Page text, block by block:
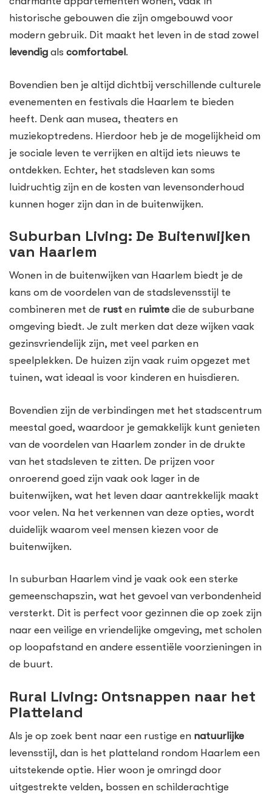
historische gebouwen die zijn omgebouwd voor
modern gebruik. Dit maakt het leven in de stad zowel
levendig als comfortabel .
Bovendien ben je altijd dichtbij verschillende culturele
evenementen en festivals die Haarlem te bieden
heeft. Denk aan musea, theaters en
muziekoptredens. Hierdoor heb je de mogelijkheid om
je sociale leven te verrijken en altijd iets nieuws te
ontdekken. Echter, het stadsleven kan soms
luidruchtig zijn en de kosten van levensonderhoud
kunnen hoger zijn dan in de buitenwijken.
Suburban Living: De Buitenwijken
van Haarlem
Wonen in de buitenwijken van Haarlem biedt je de
kans om de voordelen van de stadslevensstijl te
combineren met de rust en ruimte die de suburbane
omgeving biedt. Je zult merken dat deze wijken vaak
gezinsvriendelijk zijn, met veel parken en
speelplekken. De huizen zijn vaak ruim opgezet met
tuinen, wat ideaal is voor kinderen en huisdieren.
Bovendien zijn de verbindingen met het stadscentrum
meestal goed, waardoor je gemakkelijk kunt genieten
van de voordelen van Haarlem zonder in de drukte
van het stadsleven te zitten. De prijzen voor
onroerend goed zijn vaak ook lager in de
buitenwijken, wat het leven daar aantrekkelijk maakt
voor velen. Na het verkennen van deze opties, wordt
duidelijk waarom veel mensen kiezen voor de
buitenwijken.
In suburban Haarlem vind je vaak ook een sterke
gemeenschapszin, wat het gevoel van verbondenheid
versterkt. Dit is perfect voor gezinnen die op zoek zijn
naar een veilige en vriendelijke omgeving, met scholen
op loopafstand en andere essentiële voorzieningen in
de buurt.
Rural Living: Ontsnappen naar het
Platteland
Als je op zoek bent naar een rustige en natuurlijke
levensstijl, dan is het platteland rondom Haarlem een
uitstekende optie. Hier woon je omringd door
uitgestrekte velden, bossen en schilderachtige